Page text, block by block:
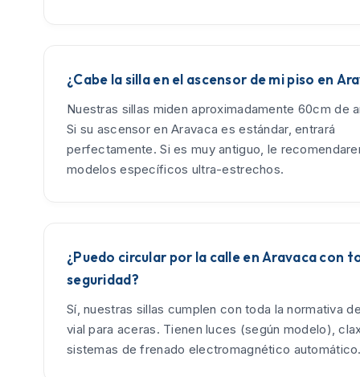
¿Cabe la silla en el ascensor de mi piso en
Nuestras sillas miden aproximadamente 60cm de
Si su ascensor en Aravaca es estándar, entrará
perfectamente. Si es muy antiguo, le
modelos específicos ultra-estrechos.
¿Puedo circular por la calle en Aravaca con
seguridad?
Sí, nuestras sillas cumplen con toda la normativa
vial para aceras. Tienen luces (según modelo),
sistemas de frenado electromagnético